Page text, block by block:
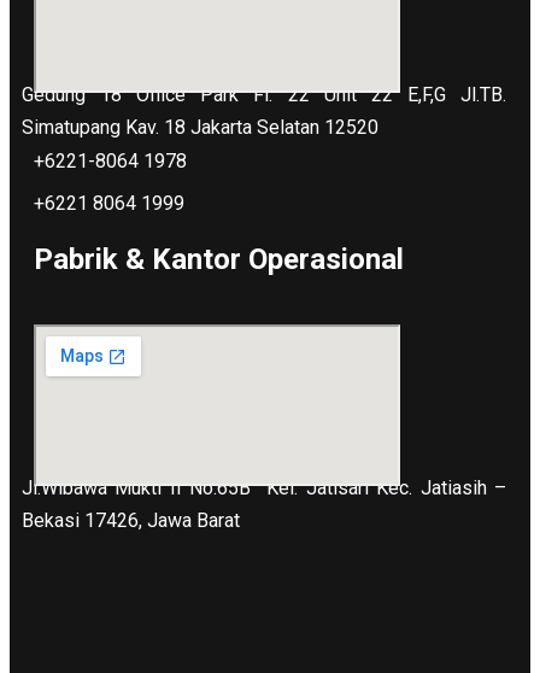
Gedung 18 Office Park Fl. 22 Unit 22 E,F,G Jl.TB.
Simatupang Kav. 18 Jakarta Selatan 12520
+6221-8064 1978
+6221 8064 1999
Pabrik & Kantor Operasional
Jl.Wibawa Mukti II No.65B
Kel. Jatisari Kec. Jatiasih –
Bekasi 17426, Jawa Barat